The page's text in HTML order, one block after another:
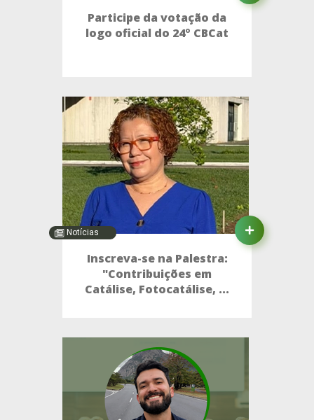
Participe da votação da
logo oficial do 24º CBCat
Notícias
Inscreva-se na Palestra:
"Contribuições em
Catálise, Fotocatálise, ...